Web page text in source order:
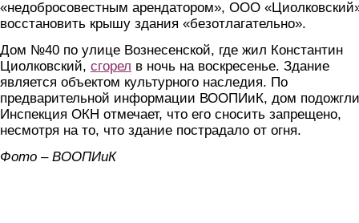
«недобросовестным арендатором», ООО
восстановить крышу здания «безотлагательно».
Дом №40 по улице Вознесенской, где жил Константин
Циолковский, сгорел в ночь на воскресенье. Здание
является объектом культурного наследия. По
предварительной информации ВООПИиК, дом
Инспекция ОКН отмечает, что его сносить запрещено,
несмотря на то, что здание пострадало от огня.
Фото – ВООПИиК